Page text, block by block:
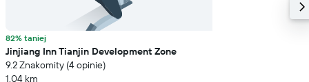
82% taniej
Jinjiang Inn Tianjin Development Zone
9.2 Znakomity (4 opinie)
1,04 km